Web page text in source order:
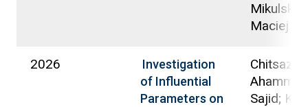
Mikulski,
Maciej
2026
Investigation
of Influential
Parameters on
Chitsaz,
Sajid;